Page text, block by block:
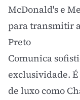
McDonald's e
para transmitir
Preto
Comunica
exclusividade.
de luxo como